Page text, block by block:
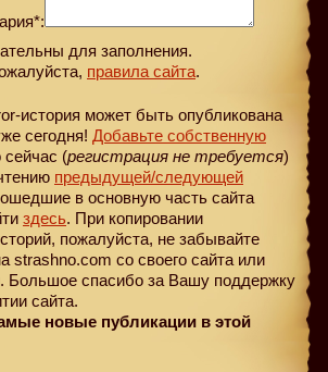
для заполнения.
правила сайта.
история может быть опубликована
сегодня! Добавьте собственную
сейчас (регистрация не требуется)
предыдущей/следующей
в основную часть сайта
здесь. При копировании
пожалуйста, не забывайте
strashno.com со своего сайта или
Большое спасибо за Вашу поддержку
сайта.
новые публикации в этой